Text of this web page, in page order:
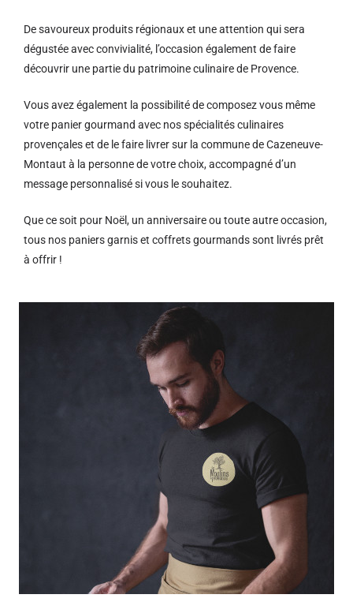
De savoureux produits régionaux et une attention qui sera
dégustée avec convivialité, l’occasion également de faire
découvrir une partie du patrimoine culinaire de Provence.
Vous avez également la possibilité de composez vous même
votre panier gourmand avec nos spécialités culinaires
provençales et de le faire livrer sur la commune de Cazeneuve-
Montaut à la personne de votre choix, accompagné d’un
message personnalisé si vous le souhaitez.
Que ce soit pour Noël, un anniversaire ou toute autre occasion,
tous nos paniers garnis et coffrets gourmands sont livrés prêt
à offrir !